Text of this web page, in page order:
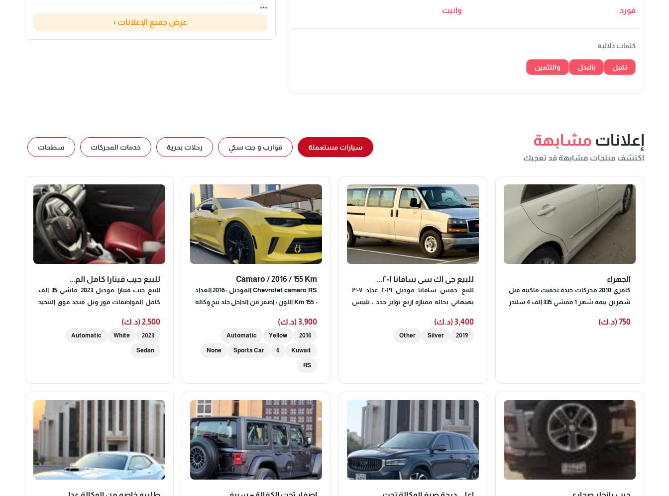
فورد وانيت
كلمات دلالية
نقبل بالبدل والتثمين
***
عرض جميع الإعلانات ‹
إعلانات مشابهة
اكتشف منتجات مشابهة قد تعجبك
سيارات مستعملة قوارب و جت سكي رحلات بحرية خدمات المحركات سطحات
الجهراء
كامري 2010 محركات جيدة تجفيت ماكينه قبل
شهرين بيمه شهر 1 ممشي 335 الف 4 سلندر
750 (د.ك)
للبيع جي اك سي سافانا ٢٠١...
للبيع جمس سافانا موديل ٢٠١٩ عداد ٣٠٧
بهبهاني بحاله ممتازه اربع تواير جدد ، تلبيس
3,400 (د.ك)
2019
Silver
Other
Camaro / 2016 / 155 Km
Chevrolet camaro RS الموديل : 2016 العداد
: 155 Km اللون : اصفر من الداخل جلد بيج وكالة
صبغ وكالة
3,900 (د.ك)
2016
Yellow
Automatic
Kuwait
6
Sports Car
None
RS
للبيع جيب فيتارا كامل الم...
للبيع جيب فيتارا موديل 2023 ماشي 35 الف
كامل المواصفات فور ويل منجد فوق التنجيد
2,500 (د.ك)
2023
White
Automatic
Sedan